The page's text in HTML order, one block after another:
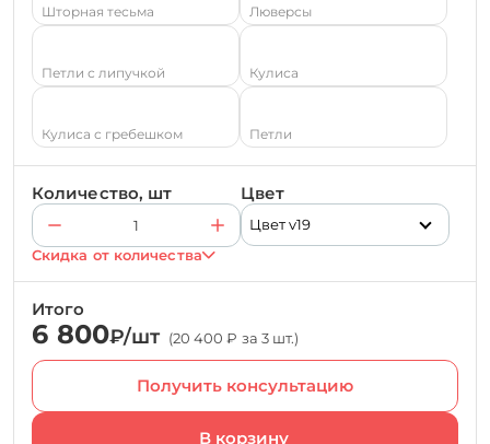
Шторная тесьма Люверсы
Петли с липучкой Кулиса
Кулиса с гребешком Петли
Количество, шт Цвет
Цвет v19
Скидка от количества
Итого
6 800₽/шт (20 400 ₽ за 3 шт.)
Получить консультацию